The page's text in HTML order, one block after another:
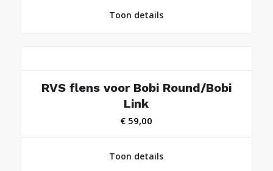
Toon details
RVS flens voor Bobi Round/Bobi
Link
€ 59,00
Toon details